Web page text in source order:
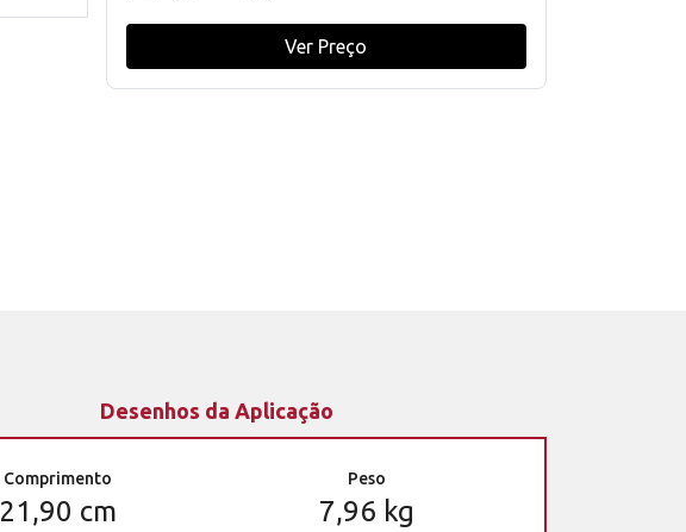
Ver Preço
Desenhos da Aplicação
Comprimento
21,90 cm
Peso
7,96 kg